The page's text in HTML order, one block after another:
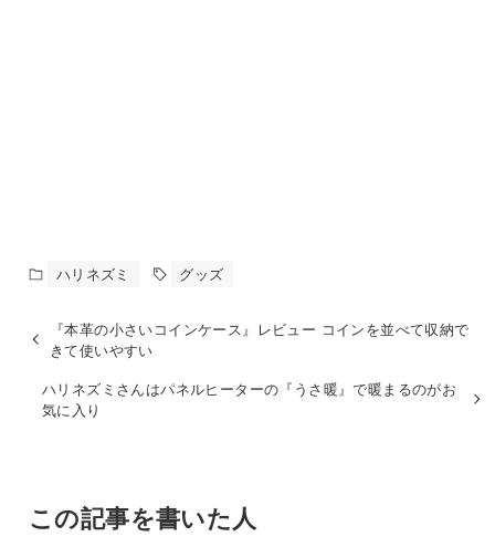
ハリネズミ グッズ
『本革の小さいコインケース』レビュー コインを並べて収納で
きて使いやすい
ハリネズミさんはパネルヒーターの『うさ暖』で暖まるのがお
気に入り
この記事を書いた人